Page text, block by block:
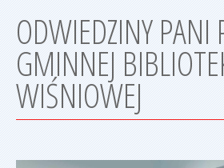
ODWIEDZINY PANI
GMINNEJ
WIŚNIOWEJ